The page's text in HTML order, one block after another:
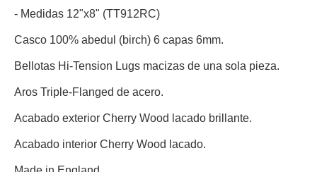
- Medidas 12"x8" (TT912RC)
Casco 100% abedul (birch) 6 capas 6mm.
Bellotas Hi-Tension Lugs macizas de una sola pieza.
Aros Triple-Flanged de acero.
Acabado exterior Cherry Wood lacado brillante.
Acabado interior Cherry Wood lacado.